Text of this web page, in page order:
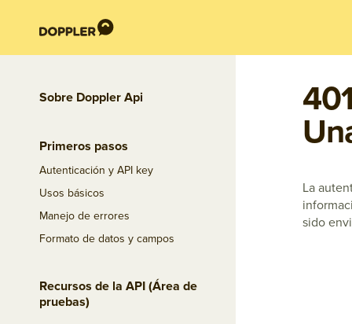
Sobre Doppler Api
Primeros pasos
Autenticación y API key
Usos básicos
Manejo de errores
Formato de datos y campos
Recursos de la API (Área de
pruebas)
La
sido